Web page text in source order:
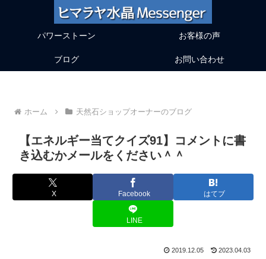
パワーストーン お客様の声
ブログ お問い合わせ
ホーム 天然石ショップオーナーのブログ
【エネルギー当てクイズ91】コメントに書
き込むかメールをください＾＾
X Facebook はてブ
LINE
2019.12.05 2023.04.03